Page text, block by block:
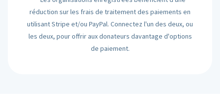
réduction sur les frais de traitement des paiements en
utilisant Stripe et/ou PayPal. Connectez l'un des deux, ou
les deux, pour offrir aux donateurs davantage d'options
de paiement.